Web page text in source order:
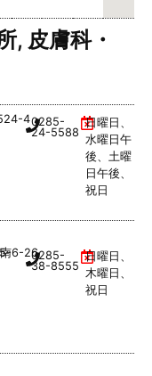
, 皮膚科・
40285-
24-5588
日曜日、
水曜日午
後、土曜
日午後、
祝日
5-6-260285-
38-8555
日曜日、
木曜日、
祝日